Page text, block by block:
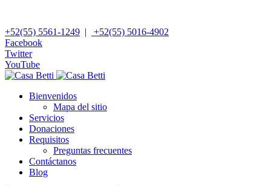
+52(55) 5561-1249 |
+52(55) 5016-4902
Facebook
Twitter
YouTube
Bienvenidos
Mapa del sitio
Servicios
Donaciones
Requisitos
Preguntas frecuentes
Contáctanos
Blog